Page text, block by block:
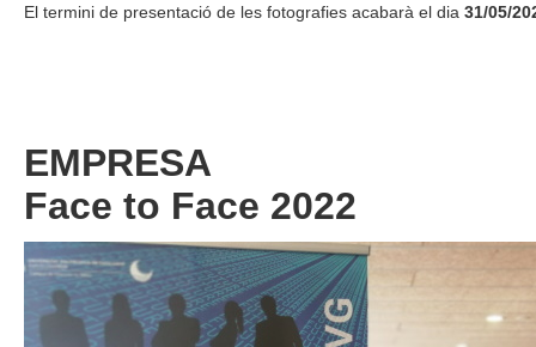
El termini de presentació de les fotografies acabarà el dia 31/05/
EMPRESA
Face to Face 2022